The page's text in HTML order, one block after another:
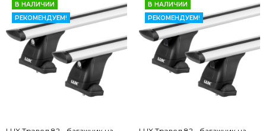
В НАЛИЧИИ
РЕКОМЕНДУЕМ!
В НАЛИЧИИ
РЕКОМЕНДУЕМ!